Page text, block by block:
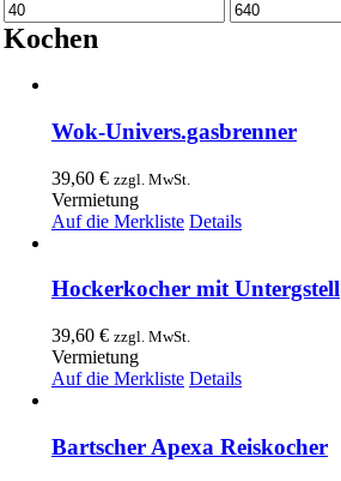
Min.
Preis
Max.
Preis
Kochen
Wok-Univers.gasbrenner
39,60 € zzgl. MwSt.
Vermietung
Auf die Merkliste Details
Hockerkocher mit Untergstell
39,60 € zzgl. MwSt.
Vermietung
Auf die Merkliste Details
Bartscher Apexa Reiskocher